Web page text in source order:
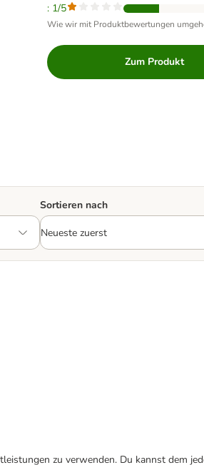
: 1/5
Wie wir mit Produktbewertungen
Zum Produkt
Sortieren nach
zu verwenden. Du kannst dem